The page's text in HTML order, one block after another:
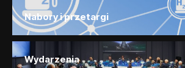
Nabory i przetargi
Wydarzenia